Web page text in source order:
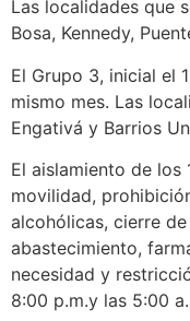
Las localidades que
Bosa, Kennedy,
El Grupo 3, inicial el
mismo mes. Las
Engativá y Barrios
El aislamiento de
movilidad,
alcohólicas, cierre
abastecimiento,
necesidad y
8:00 p.m.y las 5:00